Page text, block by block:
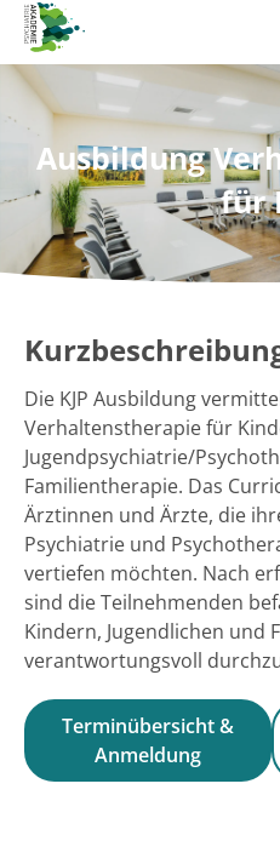
Ausbildung
für
Die KJP Ausbildung
Verhaltenstherapie für
Jugendpsychiatrie/
Familientherapie. Das
Ärztinnen und Ärzte, die
Psychiatrie und
vertiefen möchten. Nach
sind die Teilnehmenden
Kindern, Jugendlichen und
verantwortungsvoll
Terminübersicht &
Anmeldung